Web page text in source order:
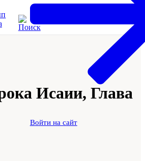
Войти на сайт
Исаии, Глава